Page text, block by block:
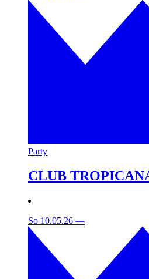
Party
CLUB
So 10.05.26 —